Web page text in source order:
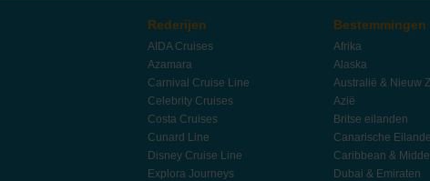
Rederijen
AIDA Cruises
Azamara
Carnival Cruise Line
Celebrity Cruises
Costa Cruises
Cunard Line
Disney Cruise Line
Explora Journeys
Bestemmingen
Afrika
Alaska
Australië & Nieuw
Azië
Britse eilanden
Canarische
Caribbean &
Dubai & Emiraten